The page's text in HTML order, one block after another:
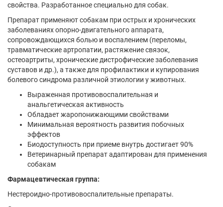
свойства. Разработанное специально для собак.
Препарат применяют собакам при острых и хронических
заболеваниях опорно-двигательного аппарата,
сопровождающихся болью и воспалением (переломы,
травматические артропатии, растяжение связок,
остеоартриты, хронические дистрофические заболевания
суставов и др.), а также для профилактики и купирования
болевого синдрома различной этиологии у животных.
Выраженная противовоспалительная и
анальгетическая активность
Обладает жаропонижающими свойствами
Минимальная вероятность развития побочных
эффектов
Биодоступность при приеме внутрь достигает 90%
Ветеринарный препарат адаптирован для применения
собакам
Фармацевтическая группа:
Нестероидно-противовоспалительные препараты.